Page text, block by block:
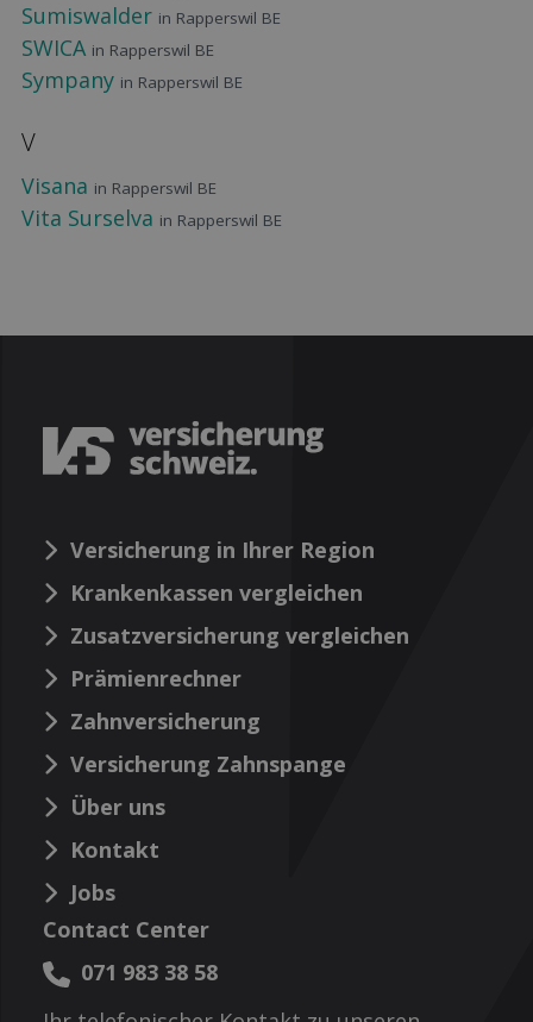
Sumiswalder in Rapperswil BE
SWICA in Rapperswil BE
Sympany in Rapperswil BE
V
Visana in Rapperswil BE
Vita Surselva in Rapperswil BE
Versicherung in Ihrer Region
Krankenkassen vergleichen
Zusatzversicherung vergleichen
Prämienrechner
Zahnversicherung
Versicherung Zahnspange
Über uns
Kontakt
Jobs
Contact Center
071 983 38 58